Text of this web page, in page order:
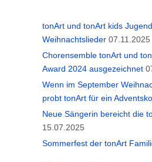
tonArt und tonArt kids
Weihnachtslieder 07.11.2025
Chorensemble tonArt und
Award 2024 ausgezeichnet
Wenn im September
probt tonArt für ein
Neue Sängerin bereicht die
15.07.2025
Sommerfest der tonArt